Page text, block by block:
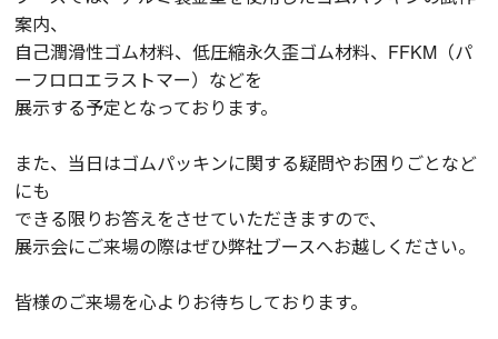
案内、
自己潤滑性ゴム材料、低圧縮永久歪ゴム材料、FFKM（パ
ーフロロエラストマー）などを
展示する予定となっております。
また、当日はゴムパッキンに関する疑問やお困りごとなど
にも
できる限りお答えをさせていただきますので、
展示会にご来場の際はぜひ弊社ブースへお越しください。
皆様のご来場を心よりお待ちしております。